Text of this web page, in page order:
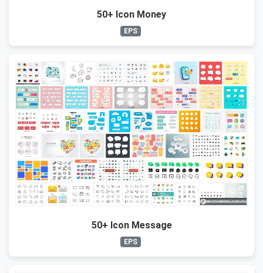
50+ Icon Money
EPS
50+ Icon Message
EPS